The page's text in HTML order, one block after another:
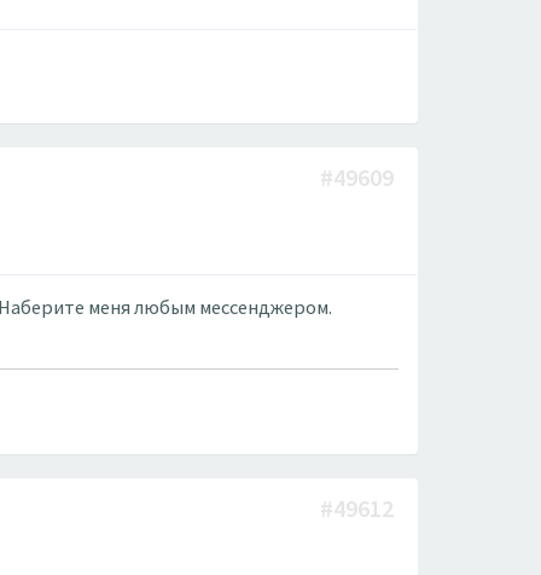
#49609
меня любым мессенджером.
#49612